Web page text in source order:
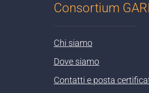
Consortium
Chi siamo
Dove siamo
Contatti e posta